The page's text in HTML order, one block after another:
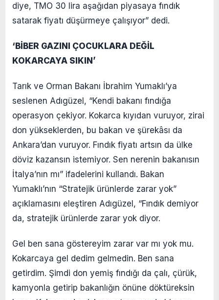
diye, TMO 30 lira aşağıdan piyasaya fındık
satarak fiyatı düşürmeye çalışıyor” dedi.
‘BİBER GAZINI ÇOCUKLARA DEĞİL
KOKARCAYA SIKIN’
Tarık ve Orman Bakanı İbrahim Yumaklı’ya
seslenen Adıgüzel, “Kendi bakanı fındığa
operasyon çekiyor. Kokarca kıyıdan vuruyor, zirai
don yükseklerden, bu bakan ve şürekâsı da
Ankara’dan vuruyor. Fındık fiyatı artsın da ülke
döviz kazansın istemiyor. Sen nerenin bakanısın
İtalya’nın mı” ifadelerini kullandı. Bakan
Yumaklı’nın “Stratejik ürünlerde zarar yok”
açıklamasını eleştiren Adıgüzel, “Fındık demiyor
da, stratejik ürünlerde zarar yok diyor.
Gel ben sana göstereyim zarar var mı yok mu.
Kokarcaya gel dedim gelmedin. Ben sana
getirdim. Şimdi don yemiş fındığı da çalı, çürük,
kamyonla getirip bakanlığın önüne döktüreksin